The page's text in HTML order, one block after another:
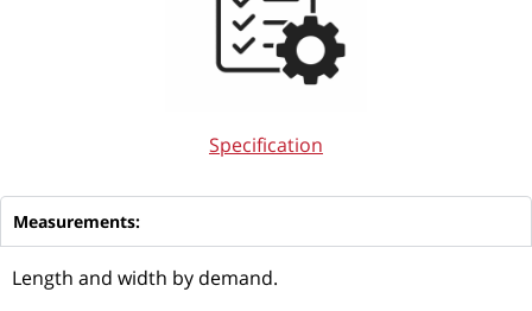
Specification
Measurements:
Length and width by demand.